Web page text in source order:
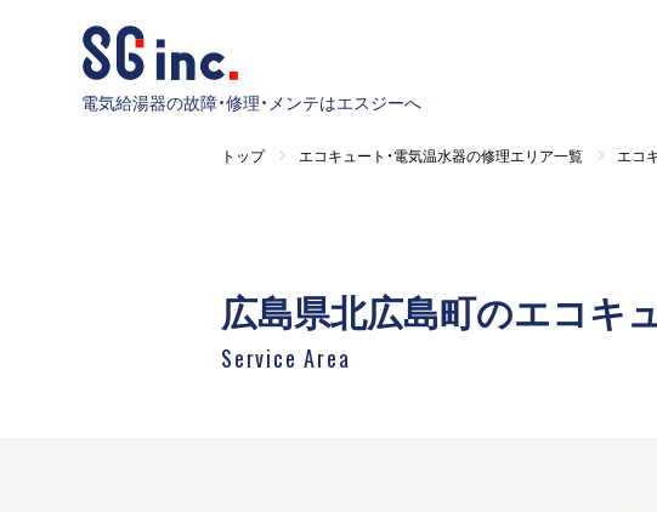
電気給湯器の故障・修理・メンテはエスジーへ
トップ エコキュート・電気温水器の修理エリア一覧 エコ
広島県北広島町のエコキ
Service Area